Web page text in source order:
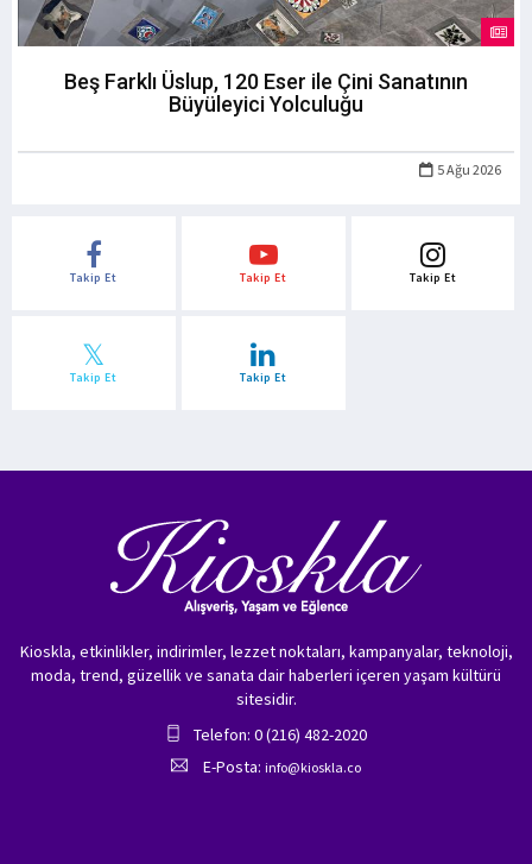
Beş Farklı Üslup, 120 Eser ile Çini Sanatının
Büyüleyici Yolculuğu
5 Ağu 2026
Takip Et Takip Et Takip Et
Takip Et Takip Et
Kioskla, etkinlikler, indirimler, lezzet noktaları, kampanyalar, teknoloji,
moda, trend, güzellik ve sanata dair haberleri içeren yaşam kültürü
sitesidir.
Telefon: 0 (216) 482-2020
E-Posta: info@kioskla.co